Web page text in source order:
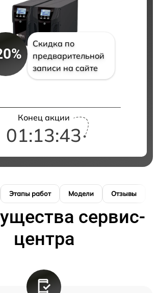
Скидка по
предварительной
записи на сайте
Конец акции
01:13:42
Этапы работ Модели Отзывы
сервис-
центра